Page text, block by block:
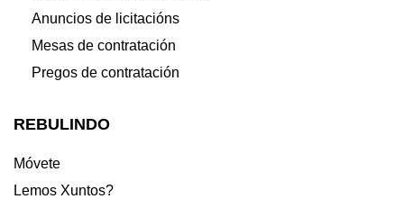
Anuncios de licitacións
Mesas de contratación
Pregos de contratación
REBULINDO
Móvete
Lemos Xuntos?